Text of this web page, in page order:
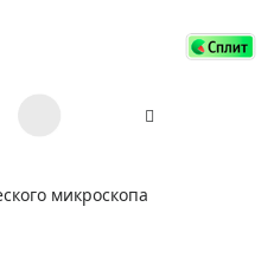
микроскопа